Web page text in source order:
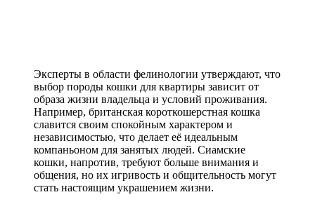
Эксперты в области фелинологии утверждают, что
выбор породы кошки для квартиры зависит от
образа жизни владельца и условий проживания.
Например, британская короткошерстная кошка
славится своим спокойным характером и
независимостью, что делает её идеальным
компаньоном для занятых людей. Сиамские
кошки, напротив, требуют больше внимания и
общения, но их игривость и общительность могут
стать настоящим украшением жизни.